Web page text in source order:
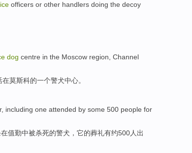
officers or other handlers doing the decoy
dog centre in the Moscow region, Channel
在莫斯科的一个警犬中心。
, including one attended by some 500 people for
在值勤中被杀死的警犬 ，它的葬礼有约500人 出